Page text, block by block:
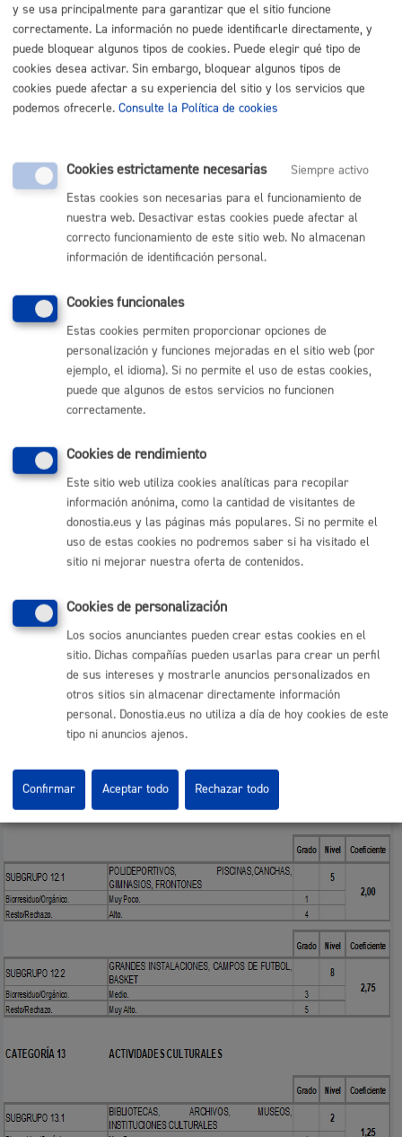
y se usa principalmente para garantizar que el sitio funcione
correctamente. La información no puede identificarle directamente, y
puede bloquear algunos tipos de cookies. Puede elegir qué tipo de
cookies desea activar. Sin embargo, bloquear algunos tipos de
cookies puede afectar a su experiencia del sitio y los servicios que
podemos ofrecerle. Consulte la Política de cookies
Cookies estrictamente necesarias
Siempre activo
Estas cookies son necesarias para el funcionamiento de
nuestra web. Desactivar estas cookies puede afectar al
correcto funcionamiento de este sitio web. No almacenan
información de identificación personal.
Cookies funcionales
Estas cookies permiten proporcionar opciones de
personalización y funciones mejoradas en el sitio web (por
ejemplo, el idioma). Si no permite el uso de estas cookies,
puede que algunos de estos servicios no funcionen
correctamente.
Cookies de rendimiento
Este sitio web utiliza cookies analíticas para recopilar
información anónima, como la cantidad de visitantes de
donostia.eus y las páginas más populares. Si no permite el
uso de estas cookies no podremos saber si ha visitado el
sitio ni mejorar nuestra oferta de contenidos.
Cookies de personalización
Los socios anunciantes pueden crear estas cookies en el
sitio. Dichas compañías pueden usarlas para crear un perfil
de sus intereses y mostrarle anuncios personalizados en
otros sitios sin almacenar directamente información
personal. Donostia.eus no utiliza a día de hoy cookies de este
tipo ni anuncios ajenos.
Rechazar todo
Confirmar Aceptar todo